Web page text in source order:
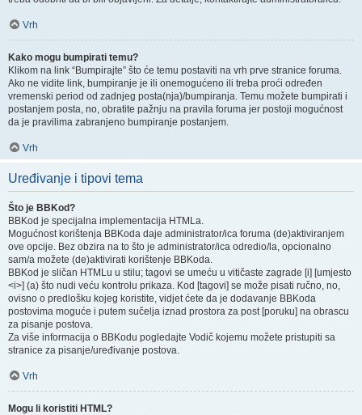
Vrh
Kako mogu bumpirati temu?
Klikom na link “Bumpirajte” što će temu postaviti na vrh prve stranice foruma.
Ako ne vidite link, bumpiranje je ili onemogućeno ili treba proći određen
vremenski period od zadnjeg posta(nja)/bumpiranja. Temu možete bumpirati i
postanjem posta, no, obratite pažnju na pravila foruma jer postoji mogućnost
da je pravilima zabranjeno bumpiranje postanjem.
Vrh
Uređivanje i tipovi tema
Što je BBKod?
BBKod je specijalna implementacija HTMLa.
Mogućnost korištenja BBKoda daje administrator/ica foruma (de)aktiviranjem
ove opcije. Bez obzira na to što je administrator/ica odredio/la, opcionalno
sam/a možete (de)aktivirati korištenje BBKoda.
BBKod je sličan HTMLu u stilu; tagovi se umeću u vitičaste zagrade [i] [umjesto
<i>] (a) što nudi veću kontrolu prikaza. Kod [tagovi] se može pisati ručno, no,
ovisno o predlošku kojeg koristite, vidjet ćete da je dodavanje BBKoda
postovima moguće i putem sučelja iznad prostora za post [poruku] na obrascu
za pisanje postova.
Za više informacija o BBKodu pogledajte Vodič kojemu možete pristupiti sa
stranice za pisanje/uređivanje postova.
Vrh
Mogu li koristiti HTML?